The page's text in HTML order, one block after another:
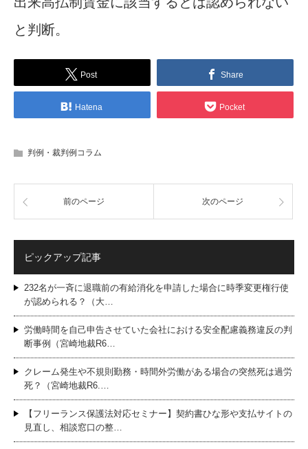
と判断。
Post Share
Hatena Pocket
判例・裁判例コラム
前のページ 次のページ
ピックアップ記事
232名が一斉に退職前の有給消化を申請した場合に時季変更権行使
が認められる？（大…
労働時間を自己申告させていた会社における安全配慮義務違反の判
断事例（宮崎地裁R6…
クレーム発生や不規則勤務・時間外労働がある場合の突然死は過労
死？（宮崎地裁R6.…
【フリーランス保護法対応セミナー】契約書ひな形や支払サイトの
見直し、相談窓口の整…